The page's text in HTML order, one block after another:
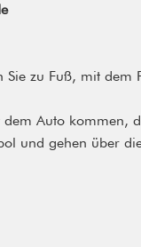
Sie zu Fuß, mit dem
dem Auto kommen,
und gehen über